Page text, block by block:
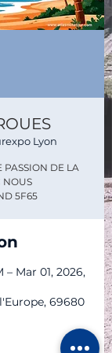
Lyon
PASSION DE LA
NOUS
HALLE 5 STAND 5F65
– Mar 01, 2026,
69680